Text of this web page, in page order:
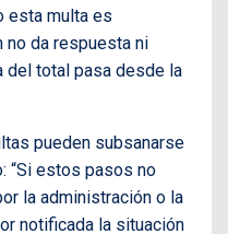
esta multa es
no da respuesta ni
del total pasa desde la
pueden subsanarse
“Si estos pasos no
la administración o la
notificada la situación